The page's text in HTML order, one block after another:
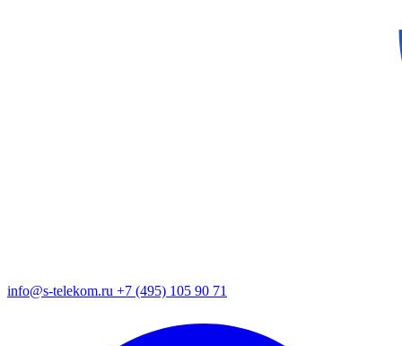
info@s-telekom.ru +7 (495) 105 90 71